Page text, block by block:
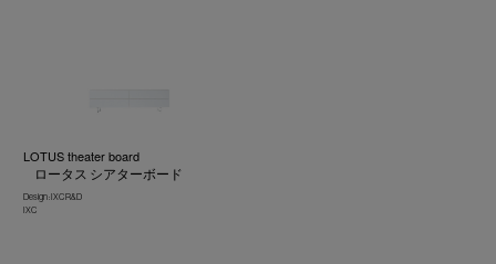
LOTUS theater board
ロータス シアターボード
Design : IXC R&D
IXC